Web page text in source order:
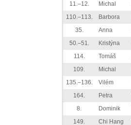
11.–12.
Michal
110.–113.
Barbora
35.
Anna
50.–51.
Kristýna
114.
Tomáš
109.
Michal
135.–136.
Vilém
164.
Petra
8.
Dominik
149.
Chi Hang